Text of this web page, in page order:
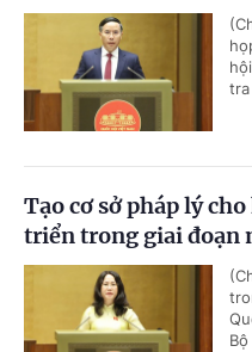
Tạo cơ sở pháp lý
triển trong giai đoạn